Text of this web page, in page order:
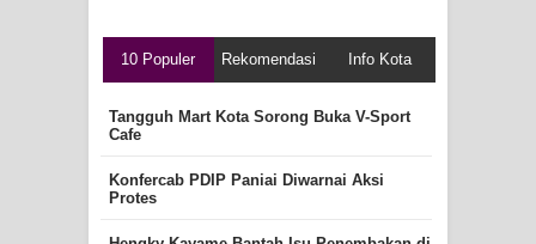
10 Populer Rekomendasi Info Kota
Tangguh Mart Kota Sorong Buka V-Sport
Cafe
Konfercab PDIP Paniai Diwarnai Aksi
Protes